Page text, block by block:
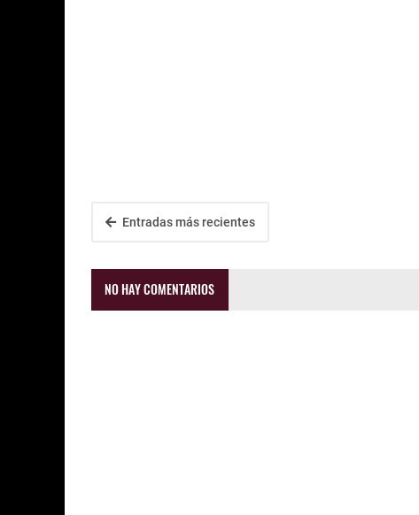
Entradas más recientes
NO HAY COMENTARIOS